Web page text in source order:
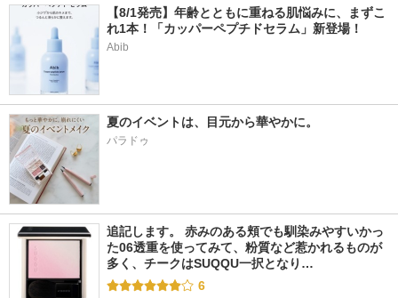
【8/1発売】年齢とともに重ねる肌悩みに、まずこ
れ1本！「カッパーペプチドセラム」新登場！
Abib
夏のイベントは、目元から華やかに。
パラドゥ
追記します。 赤みのある頬でも馴染みやすいかっ
た06透重を使ってみて、粉質など惹かれるものが
多く、チークはSUQQU一択となり…
6